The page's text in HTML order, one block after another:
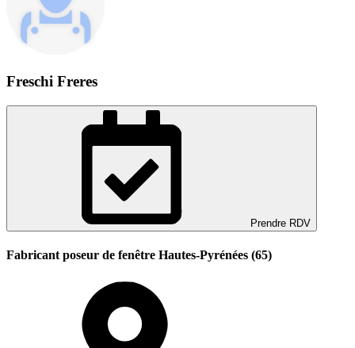
Freschi Freres
Prendre RDV
Fabricant poseur de fenêtre Hautes-Pyrénées (65)